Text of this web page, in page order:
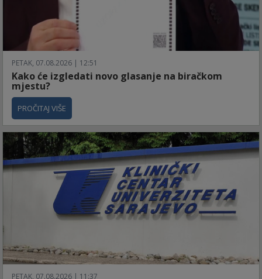
PETAK, 07.08.2026 | 12:51
Kako će izgledati novo glasanje na biračkom
mjestu?
PROČITAJ VIŠE
PETAK, 07.08.2026 | 11:37